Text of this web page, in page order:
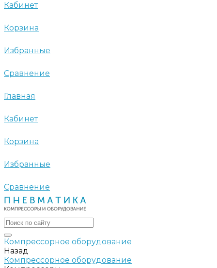
Кабинет
Корзина
Избранные
Сравнение
Главная
Кабинет
Корзина
Избранные
Сравнение
Компрессорное оборудование
Назад
Компрессорное оборудование